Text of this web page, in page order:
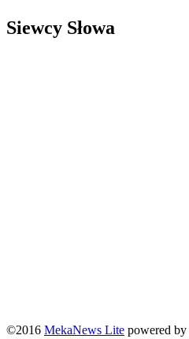
Siewcy Słowa
©2016 MekaNews Lite powered by